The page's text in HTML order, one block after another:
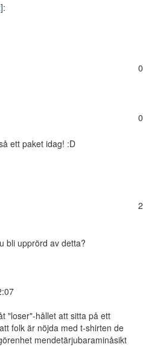
]:
0
0
ett paket idag! :D
2
bli upprörd av detta?
"loser"-hållet att sitta på ett
folk är nöjda med t-shirten de
mendetärjubaraminåsikt